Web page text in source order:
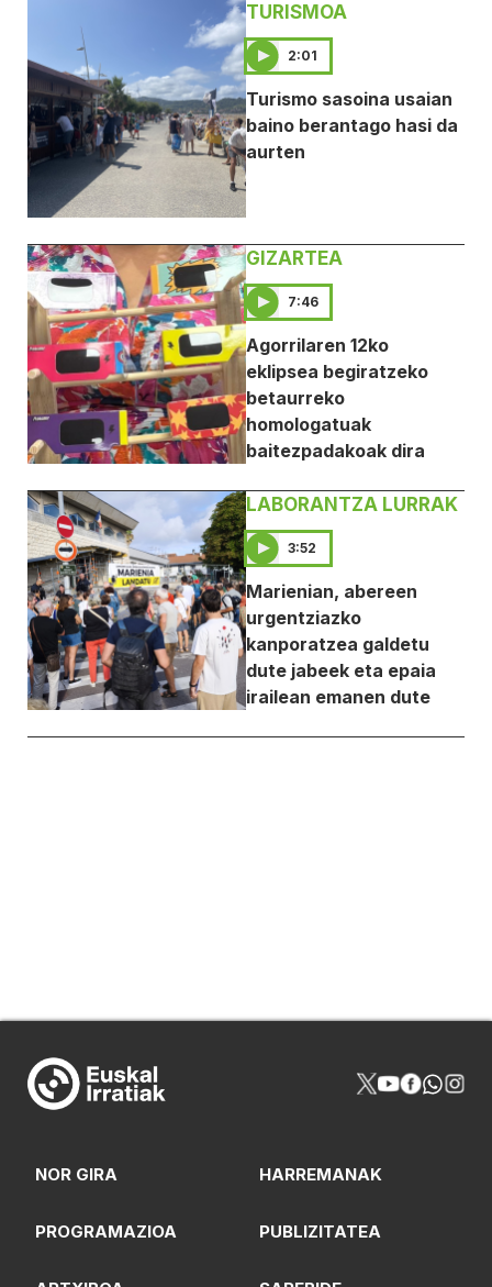
TURISMOA
2:01
Turismo sasoina usaian
baino berantago hasi da
aurten
GIZARTEA
7:46
Agorrilaren 12ko
eklipsea begiratzeko
betaurreko
homologatuak
baitezpadakoak dira
LABORANTZA LURRAK
3:52
Marienian, abereen
urgentziazko
kanporatzea galdetu
dute jabeek eta epaia
irailean emanen dute
NOR GIRA HARREMANAK
PROGRAMAZIOA PUBLIZITATEA